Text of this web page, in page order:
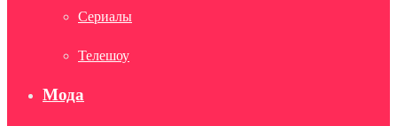
Сериалы
Телешоу
Мода